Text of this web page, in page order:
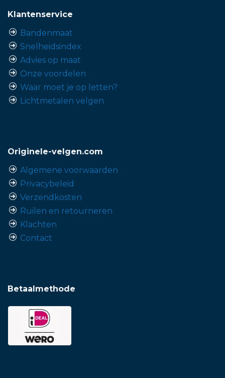
Klantenservice
Bandenmaat
Snelheidsindex
Advies op maat
Onze voordelen
Waar moet je op letten?
Lichtmetalen velgen
Originele-velgen.com
Algemene voorwaarden
Privacybeleid
Verzendkosten
Ruilen en retourneren
Klachten
Contact
Betaalmethode